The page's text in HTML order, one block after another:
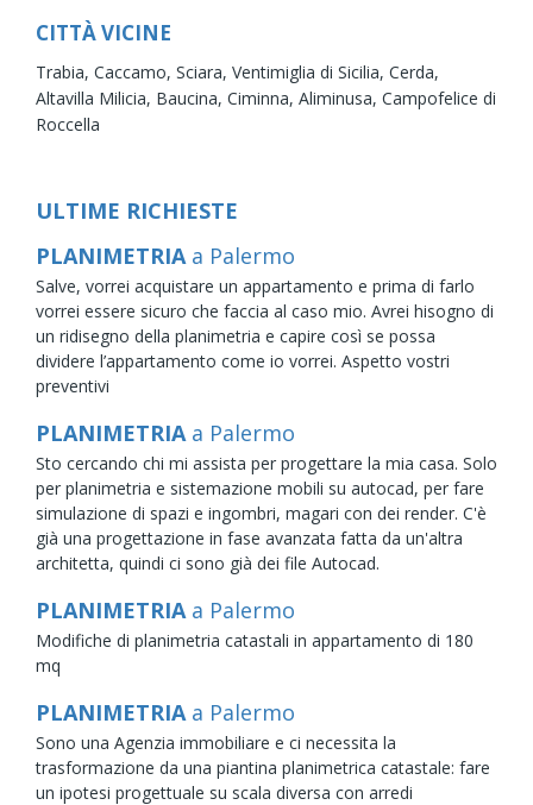
CITTÀ VICINE
Trabia, Caccamo, Sciara, Ventimiglia di Sicilia, Cerda,
Altavilla Milicia, Baucina, Ciminna, Aliminusa, Campofelice di
Roccella
ULTIME RICHIESTE
PLANIMETRIA a Palermo
Salve, vorrei acquistare un appartamento e prima di farlo
vorrei essere sicuro che faccia al caso mio. Avrei hisogno di
un ridisegno della planimetria e capire così se possa
dividere l’appartamento come io vorrei. Aspetto vostri
preventivi
PLANIMETRIA a Palermo
Sto cercando chi mi assista per progettare la mia casa. Solo
per planimetria e sistemazione mobili su autocad, per fare
simulazione di spazi e ingombri, magari con dei render. C'è
già una progettazione in fase avanzata fatta da un'altra
architetta, quindi ci sono già dei file Autocad.
PLANIMETRIA a Palermo
Modifiche di planimetria catastali in appartamento di 180
mq
PLANIMETRIA a Palermo
Sono una Agenzia immobiliare e ci necessita la
trasformazione da una piantina planimetrica catastale: fare
un ipotesi progettuale su scala diversa con arredi